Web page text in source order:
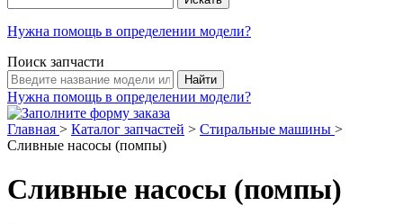
Нужна помощь в определении модели?
Поиск запчасти
Нужна помощь в определении модели?
Главная > Каталог запчастей > Стиральные машины >
Сливные насосы (помпы)
Сливные насосы (помпы)